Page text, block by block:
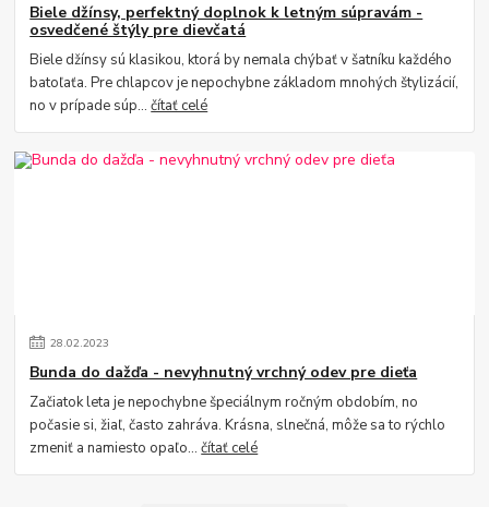
Biele džínsy, perfektný doplnok k letným súpravám -
osvedčené štýly pre dievčatá
Biele džínsy sú klasikou, ktorá by nemala chýbať v šatníku každého
batoľaťa. Pre chlapcov je nepochybne základom mnohých štylizácií,
no v prípade súp...čítať celé
28.02.2023
Bunda do dažďa - nevyhnutný vrchný odev pre dieťa
Začiatok leta je nepochybne špeciálnym ročným obdobím, no
počasie si, žiaľ, často zahráva. Krásna, slnečná, môže sa to rýchlo
zmeniť a namiesto opaľo...čítať celé